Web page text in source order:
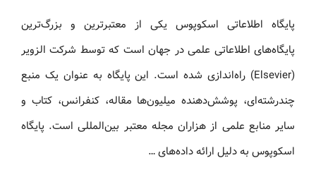
پایگاه اطلاعاتی اسکوپوس یکی از معتبرترین و بزرگ‌ترین
پایگاه‌های اطلاعاتی علمی در جهان است که توسط شرکت الزویر
(Elsevier) راه‌اندازی شده است. این پایگاه به عنوان یک منبع
چندرشته‌ای، پوشش‌دهنده میلیون‌ها مقاله، کنفرانس، کتاب و
سایر منابع علمی از هزاران مجله معتبر بین‌المللی است. پایگاه
اسکوپوس به دلیل ارائه داده‌های …